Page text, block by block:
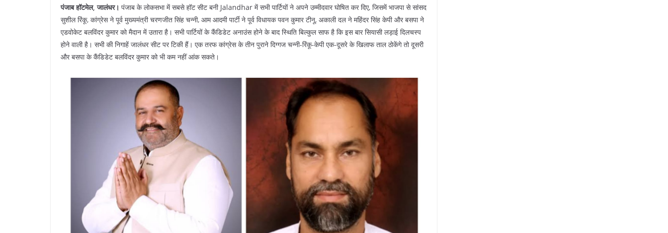
पंजाब हॉटमेल, जालंधर। पंजाब के लोकसभा में सबसे हॉट सीट बनी Jalandhar में सभी पार्टियों ने अपने उम्मीदवार घोषित कर दिए, जिसमें भाजपा से सांसद
सुशील रिंकू, कांग्रेस ने पूर्व मुख्यमंत्री चरणजीत सिंह चन्नी, आम आदमी पार्टी ने पूर्व विधायक पवन कुमार टीनू, ​अकाली दल ने महिंदर सिंह केपी और बसपा ने
एडवोकेट बलविंदर कुमार को मैदान में उतारा है। सभी पार्टियों के कैंडिडेट अनाउंस होने के बाद स्थिति बिल्कुल साफ है कि इस बार सियासी लड़ाई दिलचस्प
होने वाली है। सभी की निगाहें जालंधर सीट पर टिकी हैं। एक तरफ कांग्रेस के तीन पुराने दिग्गज चन्नी-रिंकू-केपी एक-दूसरे के खिलाफ ताल ठोकेंगे तो दूसरी
और बसपा के कैंडिडेट बलविंदर कुमार को भी कम नहीं आंक सकते।